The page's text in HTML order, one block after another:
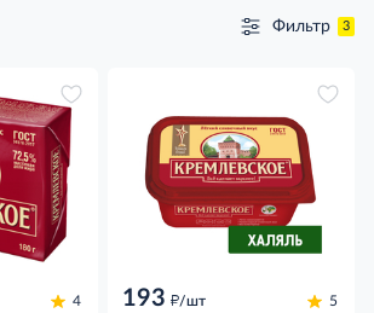
Фильтр 3
4 193 д/шт 5